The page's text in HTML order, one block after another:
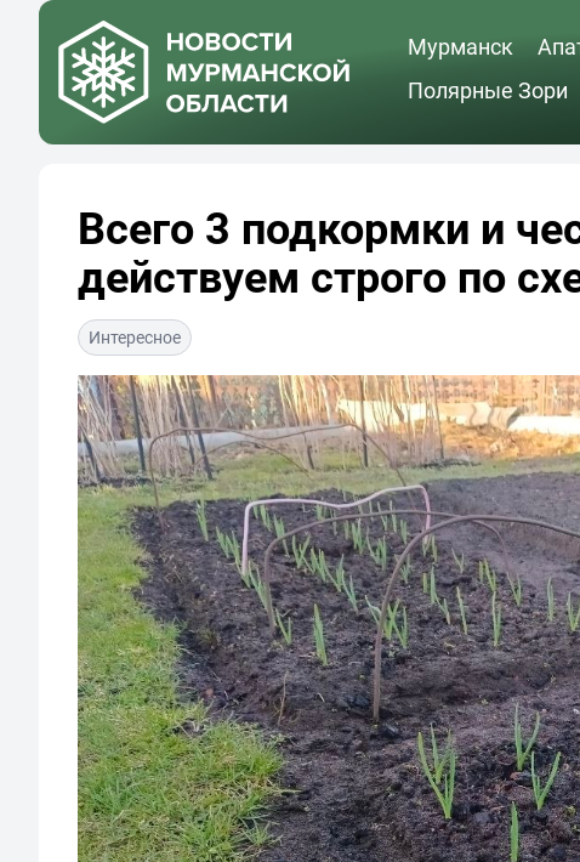
Мурманск
Полярные Зори
Всего 3 подкормки и
действуем строго по
Интересное